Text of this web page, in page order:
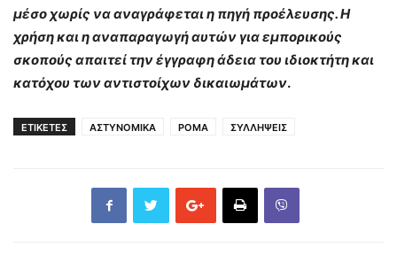
μέσο χωρίς να αναγράφεται η πηγή προέλευσης. Η
χρήση και η αναπαραγωγή αυτών για εμπορικούς
σκοπούς απαιτεί την έγγραφη άδεια του ιδιοκτήτη και
κατόχου των αντιστοίχων δικαιωμάτων.
ΕΤΙΚΕΤΕΣ ΑΣΤΥΝΟΜΙΚΑ ΡΟΜΑ ΣΥΛΛΗΨΕΙΣ